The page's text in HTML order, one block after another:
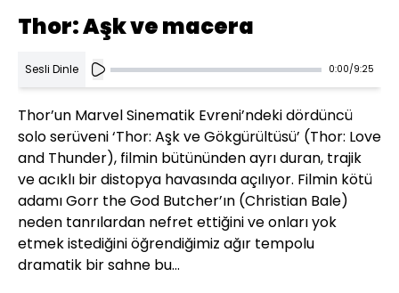
Thor: Aşk ve macera
Sesli Dinle 0:00/9:25
Thor’un Marvel Sinematik Evreni’ndeki dördüncü
solo serüveni ‘Thor: Aşk ve Gökgürültüsü’ (Thor: Love
and Thunder), filmin bütününden ayrı duran, trajik
ve acıklı bir distopya havasında açılıyor. Filmin kötü
adamı Gorr the God Butcher’ın (Christian Bale)
neden tanrılardan nefret ettiğini ve onları yok
etmek istediğini öğrendiğimiz ağır tempolu
dramatik bir sahne bu…